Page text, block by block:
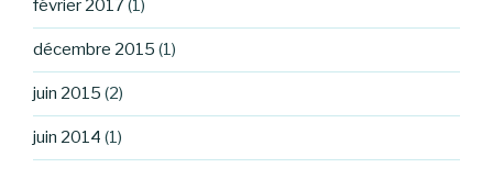
février 2017(1)
décembre 2015 (1)
juin 2015 (2)
juin 2014 (1)